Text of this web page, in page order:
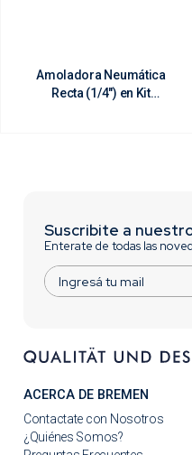
Amoladora Neumática
Recta (1/4") en Kit
Suscribite a
Enterate de todas las
ACERCA DE BREMEN
Contactate con Nosotros
¿Quiénes Somos?